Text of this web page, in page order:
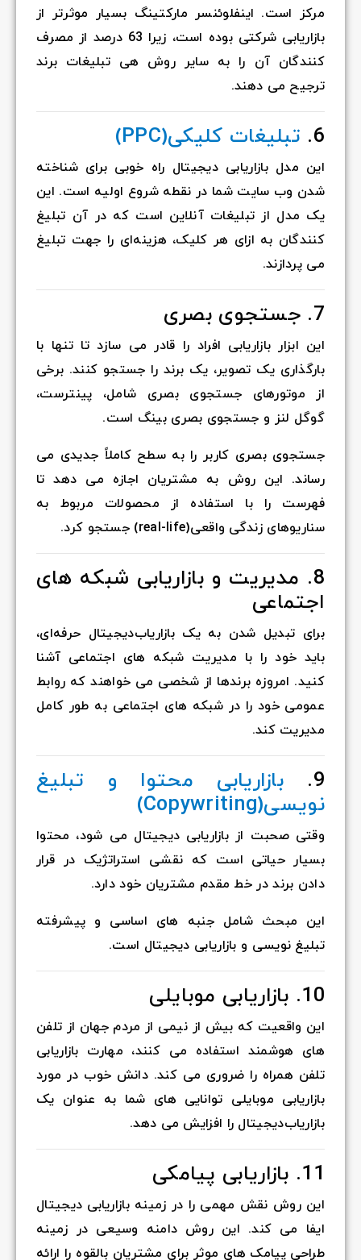
مرکز است. اینفلوئنسر مارکتینگ بسیار موثرتر از
بازاریابی شرکتی بوده است، زیرا 63 درصد از مصرف
کنندگان آن را به سایر روش هی تبلیغات برند
ترجیح می دهند.
6. تبلیغات کلیکی(PPC)
این مدل بازاریابی دیجیتال راه خوبی برای شناخته
شدن وب سایت شما در نقطه شروع اولیه است. این
یک مدل از تبلیغات آنلاین است که در آن تبلیغ
کنندگان به ازای هر کلیک، هزینه‌ای را جهت تبلیغ
می پردازند.
7. جستجوی بصری
این ابزار بازاریابی افراد را قادر می سازد تا تنها با
بارگذاری یک تصویر، یک برند را جستجو کنند. برخی
از موتورهای جستجوی بصری شامل، پینترست،
گوگل لنز و جستجوی بصری بینگ است.
جستجوی بصری کاربر را به سطح کاملاً جدیدی می
رساند. این روش به مشتریان اجازه می دهد تا
فهرست را با استفاده از محصولات مربوط به
سناریوهای زندگی واقعی(real-life) جستجو کرد.
8. مدیریت و بازاریابی شبکه های
اجتماعی
برای تبدیل شدن به یک بازاریاب‌دیجیتال حرفه‌ای،
باید خود را با مدیریت شبکه های اجتماعی آشنا
کنید. امروزه برندها از شخصی می خواهند که روابط
عمومی خود را در شبکه های اجتماعی به طور کامل
مدیریت کند.
9.
بازاریابی محتوا و تبلیغ
نویسی(Copywriting)
وقتی صحبت از بازاریابی دیجیتال می شود، محتوا
بسیار حیاتی است که نقشی استراتژیک در قرار
دادن برند در خط مقدم مشتریان خود دارد.
این مبحث شامل جنبه های اساسی و پیشرفته
تبلیغ نویسی و بازاریابی دیجیتال است.
10. بازاریابی موبایلی
این واقعیت که بیش از نیمی از مردم جهان از تلفن
های هوشمند استفاده می کنند، مهارت بازاریابی
تلفن همراه را ضروری می کند. دانش خوب در مورد
بازاریابی موبایلی توانایی های شما به عنوان یک
بازاریاب‌دیجیتال را افزایش می دهد.
11. بازاریابی پیامکی
این روش نقش مهمی را در زمینه بازاریابی دیجیتال
ایفا می کند. این روش دامنه وسیعی در زمینه
طراحی پیامک های موثر برای مشتریان بالقوه را ارائه